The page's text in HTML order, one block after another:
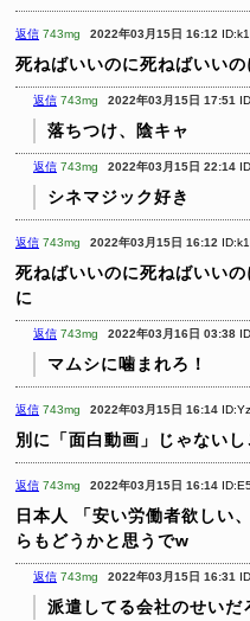
返信 743mg 2022年03月15日 16:12
死ねばいいのに死ねばいい
返信 743mg 2022年03月15日 17:51
落ちつけ、陰キャ
返信 743mg 2022年03月15日 22:14
シネマジック好き
返信 743mg 2022年03月15日 16:12
死ねばいいのに死ねばいい
に
返信 743mg 2022年03月16日 03:38
マムシに噛まれろ！
返信 743mg 2022年03月15日 16:14
別に「面白動画」じゃない
返信 743mg 2022年03月15日 16:14
日本人 「安い労働者欲しい
らもどうかと思うでw
返信 743mg 2022年03月15日 16:31
派遣してる会社のせいだ